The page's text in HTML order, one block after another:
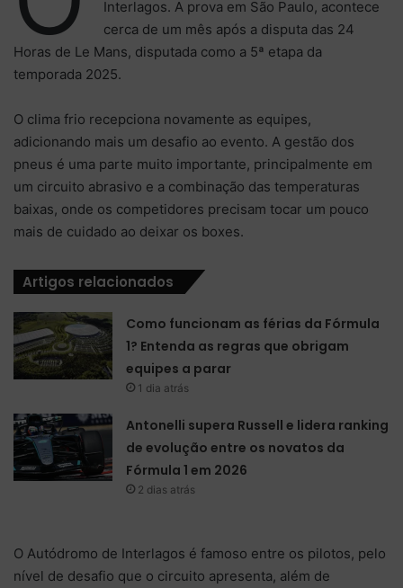
Interlagos. A prova em São Paulo, acontece
cerca de um mês após a disputa das 24
Horas de Le Mans, disputada como a 5ª etapa da
temporada 2025.
O clima frio recepciona novamente as equipes,
adicionando mais um desafio ao evento. A gestão dos
pneus é uma parte muito importante, principalmente em
um circuito abrasivo e a combinação das temperaturas
baixas, onde os competidores precisam tocar um pouco
mais de cuidado ao deixar os boxes.
Artigos relacionados
Como funcionam as férias da Fórmula
1? Entenda as regras que obrigam
equipes a parar
1 dia atrás
Antonelli supera Russell e lidera ranking
de evolução entre os novatos da
Fórmula 1 em 2026
2 dias atrás
O Autódromo de Interlagos é famoso entre os pilotos, pelo
nível de desafio que o circuito apresenta, além de